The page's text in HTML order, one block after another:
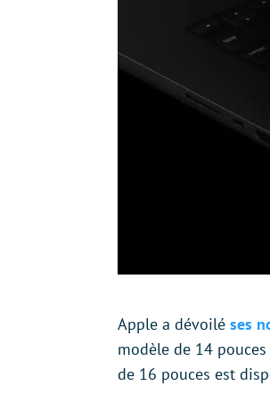
Apple a dévoilé ses
modèle de 14
de 16 pouces est